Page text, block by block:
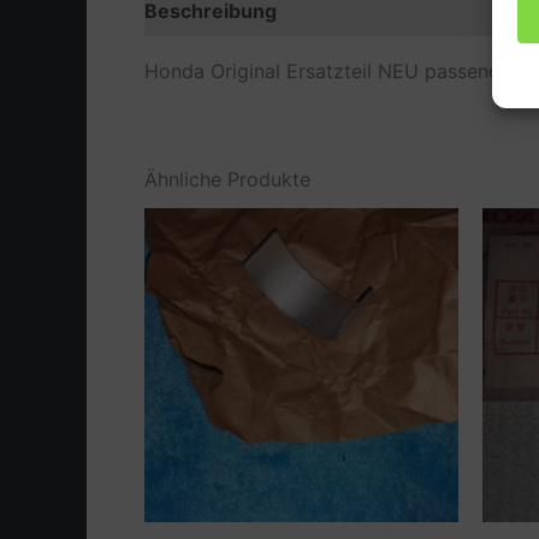
Beschreibung
Honda Original Ersatzteil NEU passend
Ähnliche Produkte